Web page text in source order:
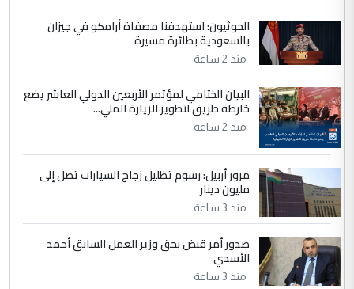
مكتب السيد احمد الصافي : لا يوجود
لدينا اي حساب على الفيس بوك وتويتر
الحوثيون: استهدفنا مصفاة أرامكو في جيزان
بالسعودية بطائرة مسيرة
منذ 2 ساعة
البيان الختامي لمؤتمر الأربعين الدولي العاشر يضع
خارطة طريق لتطوير الزيارة الملي...
منذ 2 ساعة
مرور أربيل: رسوم تظليل زجاج السيارات تصل إلى
مليون دينار
منذ 3 ساعة
صدور أمر قبض بحق وزير العمل السابق أحمد
الأسدي
منذ 3 ساعة